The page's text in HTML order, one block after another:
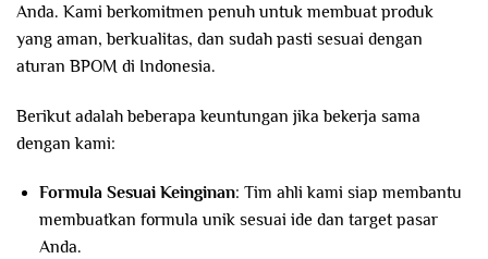
Anda. Kami berkomitmen penuh untuk membuat produk
yang aman, berkualitas, dan sudah pasti sesuai dengan
aturan BPOM di Indonesia.
Berikut adalah beberapa keuntungan jika bekerja sama
dengan kami:
Formula Sesuai Keinginan: Tim ahli kami siap membantu
membuatkan formula unik sesuai ide dan target pasar
Anda.